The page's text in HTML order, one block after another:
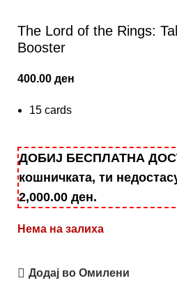
The Lord of the Rings:
Booster
400.00 ден
15 cards
ДОБИЈ БЕСПЛАТНА
кошничката, ти
2,000.00 ден.
Нема на залиха
Додај во Омилени